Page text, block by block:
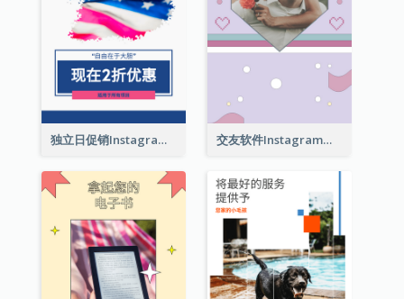
独立日促销Instagram限时动态 交友软件Instagram限时动态